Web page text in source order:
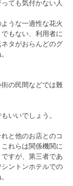
ても気付かない人
うな一過性な花火
もない、利用者に
タがおらんどのグ
の民間などでは難
いいでしょう。
と他のお店とのコ
れらは関係機関に
すが、第三者であ
ントンホテルでの